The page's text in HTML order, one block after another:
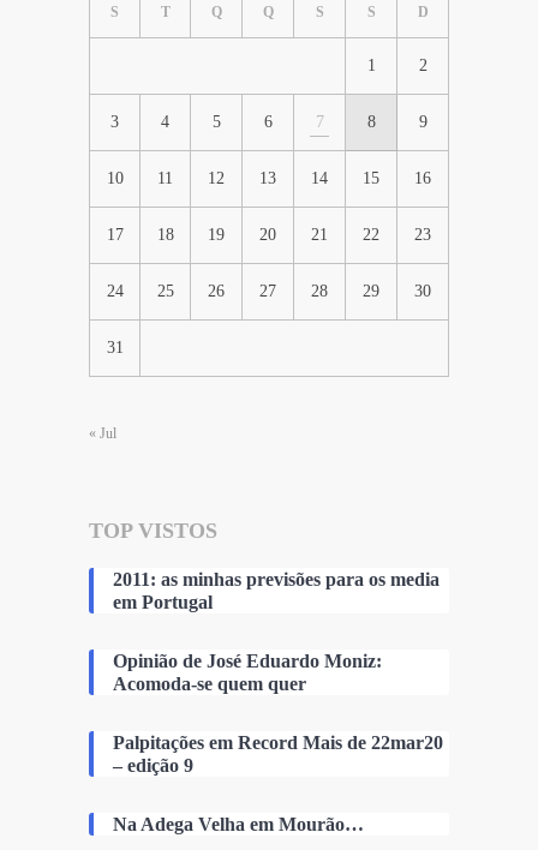
S T Q Q S S D
1 2
3 4 5 6 7 8 9
10 11 12 13 14 15 16
17 18 19 20 21 22 23
24 25 26 27 28 29 30
31
« Jul
TOP VISTOS
2011: as minhas previsões para os media
em Portugal
Opinião de José Eduardo Moniz:
Acomoda-se quem quer
Palpitações em Record Mais de 22mar20
– edição 9
Na Adega Velha em Mourão…